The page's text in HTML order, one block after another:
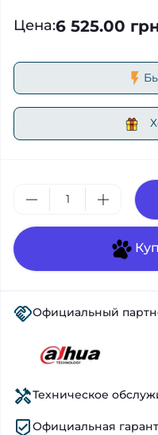
Цена:6 525.00
Официальный
Техническое
Официальная